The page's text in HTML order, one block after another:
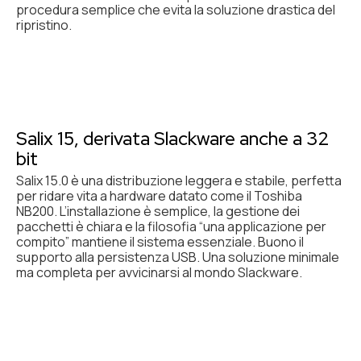
procedura semplice che evita la soluzione drastica del
ripristino.
Salix 15, derivata Slackware anche a 32
bit
Salix 15.0 è una distribuzione leggera e stabile, perfetta
per ridare vita a hardware datato come il Toshiba
NB200. L’installazione è semplice, la gestione dei
pacchetti è chiara e la filosofia “una applicazione per
compito” mantiene il sistema essenziale. Buono il
supporto alla persistenza USB. Una soluzione minimale
ma completa per avvicinarsi al mondo Slackware.